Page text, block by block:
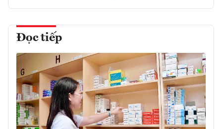
Đọc tiếp